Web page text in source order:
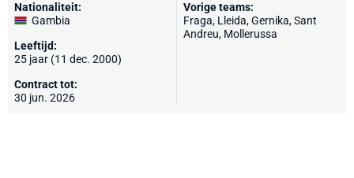
Nationaliteit:
Gambia
Leeftijd:
25 jaar (11 dec. 2000)
Contract tot:
30 jun. 2026
Vorige teams:
Fraga, Lleida,Gernika,Sant
Andreu, Mollerussa